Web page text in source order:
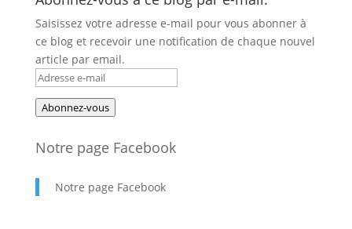
Saisissez votre adresse e-mail pour vous abonner à
ce blog et recevoir une notification de chaque nouvel
article par email.
Adresse
e-
mail
Abonnez-vous
Notre page Facebook
Notre page Facebook